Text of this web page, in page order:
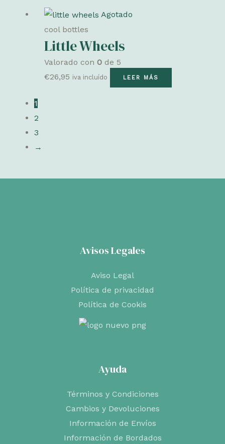
Agotado
cool bottles
Little Wheels
Valorado con 0 de 5
€26,95 iva incluído LEER MÁS
1
2
3
→
Avisos Legales
Aviso Legal
Política de privacidad
Política de Cookis
Ayuda
Términos y Condiciones
Cambios y Devoluciones
Información de Envíos
Información de Bordados